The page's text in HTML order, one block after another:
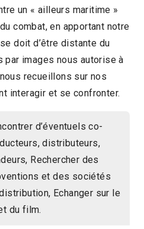
un « ailleurs maritime »
combat, en apportant notre
doit d’être distante du
par images nous autorise à
recueillons sur nos
interagir et se confronter.
d’éventuels co-
distributeurs,
Rechercher des
et des sociétés
Echanger sur le
du film.